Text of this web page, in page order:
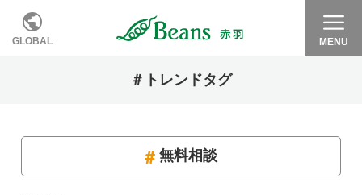
GLOBAL MENU
＃トレンドタグ
無料相談